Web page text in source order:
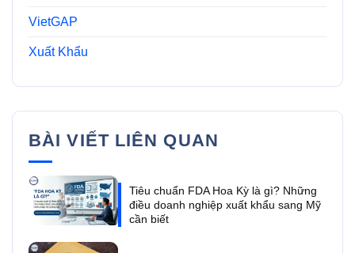
VietGAP
Xuất Khẩu
BÀI VIẾT LIÊN QUAN
Tiêu chuẩn FDA Hoa Kỳ là gì? Những
điều doanh nghiệp xuất khẩu sang Mỹ
cần biết